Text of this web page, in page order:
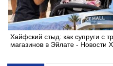
Хайфский стыд: как супруги с
магазинов в Эйлате - Новости